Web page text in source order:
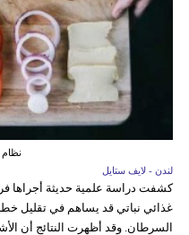
لندن - لايف ستايل
كشفت دراسة علمية حديثة أجراها
غذائي نباتي قد يساهم في تقليل
السرطان. وقد أظهرت النتائج أن